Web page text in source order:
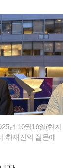
년 10월16일(현지
취재진의 질문에